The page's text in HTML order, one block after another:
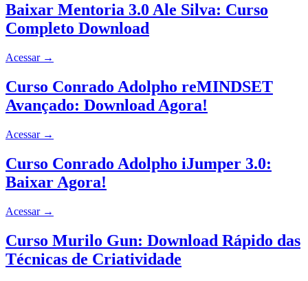
Baixar Mentoria 3.0 Ale Silva: Curso
Completo Download
Acessar →
Curso Conrado Adolpho reMINDSET
Avançado: Download Agora!
Acessar →
Curso Conrado Adolpho iJumper 3.0:
Baixar Agora!
Acessar →
Curso Murilo Gun: Download Rápido das
Técnicas de Criatividade